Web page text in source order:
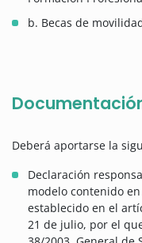
b. Becas de
Deberá aportarse la
Declaración
modelo contenido
establecido en el
21 de julio, por el